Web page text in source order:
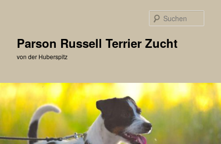
Parson Russell Terrier Zucht
von der Huberspitz